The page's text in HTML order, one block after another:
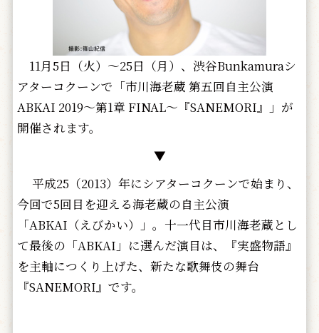
11月5日（火）～25日（月）、渋谷Bunkamuraシ
アターコクーンで「市川海老蔵 第五回自主公演
ABKAI 2019～第1章 FINAL～『SANEMORI』」が
開催されます。
▼
平成25（2013）年にシアターコクーンで始まり、
今回で5回目を迎える海老蔵の自主公演
「ABKAI（えびかい）」。十一代目市川海老蔵とし
て最後の「ABKAI」に選んだ演目は、『実盛物語』
を主軸につくり上げた、新たな歌舞伎の舞台
『SANEMORI』です。